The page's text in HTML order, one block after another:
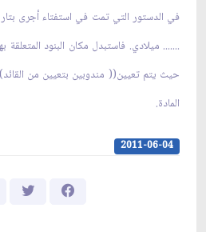
حيث يتم تعيين(( مندوبين بتعيين من
المادة.
2011-06-04